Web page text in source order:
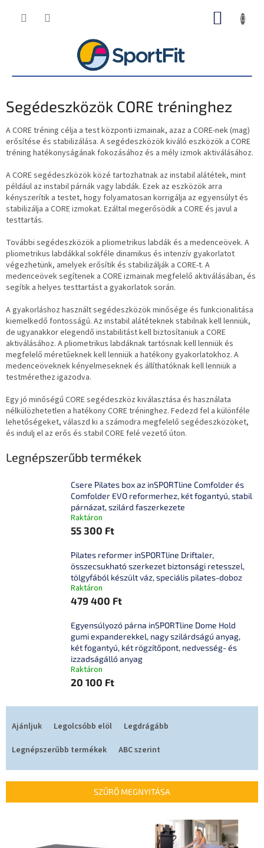
KOSÁR
Segédeszközök CORE tréninghez
A CORE tréning célja a test központi izmainak, azaz a CORE-nek (mag)
erősítése és stabilizálása. A segédeszközök kiváló eszközök a CORE
tréning hatékonyságának fokozásához és a mély izmok aktiválásához.
A CORE segédeszközök közé tartozhatnak az instabil alátétek, mint
például az instabil párnák vagy labdák. Ezek az eszközök arra
kényszerítik a testet, hogy folyamatosan korrigálja az egyensúlyt és
stabilizálja a CORE izmokat. Ezáltal megerősödik a CORE és javul a
testtartás.
További segédeszközök a pliometrikus labdák és a medenceövek. A
pliometrikus labdákkal sokféle dinamikus és intenzív gyakorlatot
végezhetünk, amelyek erősítik és stabilizálják a CORE-t. A
medenceövek segítenek a CORE izmainak megfelelő aktiválásában, és
segítik a helyes testtartást a gyakorlatok során.
A gyakorláshoz használt segédeszközök minősége és funkcionalitása
kiemelkedő fontosságú. Az instabil alátéteknek stabilnak kell lenniük,
de ugyanakkor elegendő instabilitást kell biztosítaniuk a CORE
aktiválásához. A pliometrikus labdáknak tartósnak kell lenniük és
megfelelő méretűeknek kell lenniük a hatékony gyakorlatokhoz. A
medenceöveknek kényelmeseknek és állíthatóknak kell lenniük a
testmérethez igazodva.
Egy jó minőségű CORE segédeszköz kiválasztása és használata
nélkülözhetetlen a hatékony CORE tréninghez. Fedezd fel a különféle
lehetőségeket, válaszd ki a számodra megfelelő segédeszközöket,
és indulj el az erős és stabil CORE felé vezető úton.
Legnépszerűbb termékek
Csere Pilates box az inSPORTline Comfolder és
Comfolder EVO reformerhez, két fogantyú, stabil
párnázat, szilárd faszerkezete
Raktáron
55 300 Ft
Pilates reformer inSPORTline Driftaler,
összecsukható szerkezet biztonsági retesszel,
tölgyfából készült váz, speciális pilates-doboz
Raktáron
479 400 Ft
Egyensúlyozó párna inSPORTline Dome Hold
gumi expanderekkel, nagy szilárdságú anyag,
két fogantyú, két rögzítőpont, nedvesség- és
izzadságálló anyag
Raktáron
20 100 Ft
m
k
Ajánljuk Legolcsóbb elöl
Legdrágább
Legnépszerűbb termékek
ABC szerint
SZŰRŐ MEGNYITÁSA